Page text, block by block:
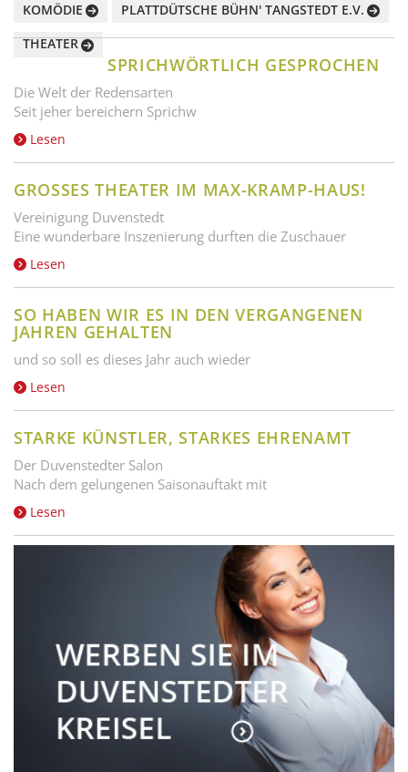
KOMÖDIE
PLATTDÜTSCHE BÜHN' TANGSTEDT E.V.
THEATER
SPRICHWÖRTLICH GESPROCHEN
Die Welt der Redensarten
Seit jeher bereichern Sprichw
Lesen
GROSSES THEATER IM MAX-KRAMP-HAUS!
Vereinigung Duvenstedt
Eine wunderbare Inszenierung durften die Zuschauer
Lesen
SO HABEN WIR ES IN DEN VERGANGENEN
JAHREN GEHALTEN
und so soll es dieses Jahr auch wieder
Lesen
STARKE KÜNSTLER, STARKES EHRENAMT
Der Duvenstedter Salon
Nach dem gelungenen Saisonauftakt mit
Lesen